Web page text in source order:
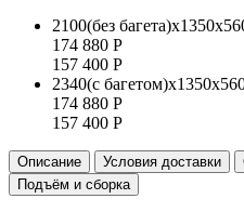
2100(без
174 880 Р
157 400 Р
2340(с
174 880 Р
157 400 Р
Описание Условия доставки
Подъём и сборка